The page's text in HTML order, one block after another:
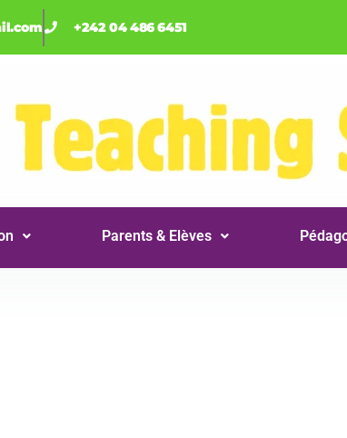
+242 04 486 6451
Parents & Elèves